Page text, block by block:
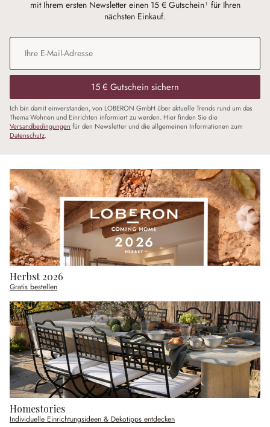
mit Ihrem ersten Newsletter einen 15 € Gutschein¹ für Ihren
nächsten Einkauf.
E-Mail-Adresse
15 € Gutschein sichern
Ich bin damit einverstanden, von LOBERON GmbH über aktuelle Trends rund um das
Thema Wohnen und Einrichten informiert zu werden. Hier finden Sie die
Versandbedingungen für den Newsletter und die allgemeinen Informationen zum
Datenschutz.
Herbst 2026
Gratis bestellen
Homestories
Individuelle Einrichtungsideen & Dekotipps entdecken